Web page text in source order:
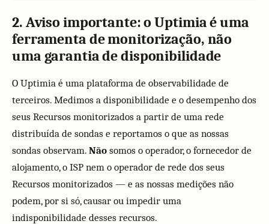
2. Aviso importante: o Uptimia é uma
ferramenta de monitorização, não
uma garantia de disponibilidade
O Uptimia é uma plataforma de observabilidade de
terceiros. Medimos a disponibilidade e o desempenho dos
seus Recursos monitorizados a partir de uma rede
distribuída de sondas e reportamos o que as nossas
sondas observam. Não somos o operador, o fornecedor de
alojamento, o ISP nem o operador de rede dos seus
Recursos monitorizados — e as nossas medições não
podem, por si só, causar ou impedir uma
indisponibilidade desses recursos.